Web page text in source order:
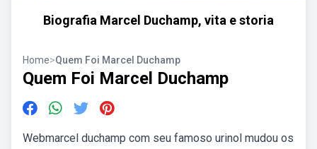
Biografia Marcel Duchamp, vita e storia
Home>Quem Foi Marcel Duchamp
Quem Foi Marcel Duchamp
Webmarcel duchamp com seu famoso urinol mudou os